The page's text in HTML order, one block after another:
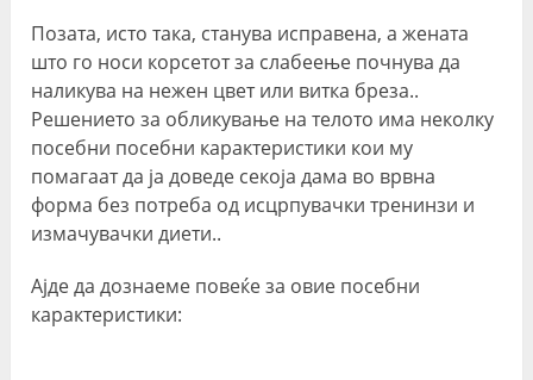
Позата, исто така, станува исправена, а жената
што го носи корсетот за слабеење почнува да
наликува на нежен цвет или витка бреза..
Решението за обликување на телото има неколку
посебни посебни карактеристики кои му
помагаат да ја доведе секоја дама во врвна
форма без потреба од исцрпувачки тренинзи и
измачувачки диети..
Ајде да дознаеме повеќе за овие посебни
карактеристики: